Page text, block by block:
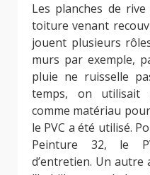
Les planches de
toiture venant
jouent plusieurs
murs par exemple,
pluie ne ruisselle
temps, on utilisait
comme matériau
le PVC a été utilisé.
Peinture 32, le
d’entretien. Un autre